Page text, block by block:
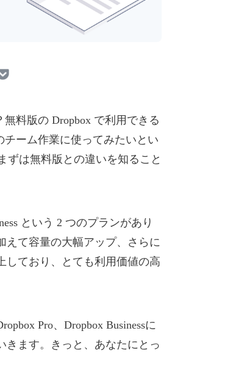
料版の Dropbox で利用できる
ーム作業に使ってみたいとい
ずは無料版との違いを知ること
という 2 つのプランがあり
えて容量の大幅アップ、さらに
しており、とても利用価値の高
Pro、Dropbox Businessに
きます。きっと、あなたにとっ